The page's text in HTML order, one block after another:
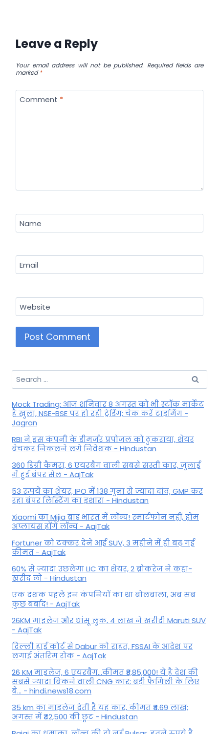
Leave a Reply
Your email address will not be published. Required fields are
marked*
Comment *
Name
Email
Website
Search
for:
Mock Trading: आज शनिवार 8 अगस्त को भी स्टॉक मार्केट
है खुला, NSE-BSE पर हो रही ट्रेडिंग; चेक करें टाइमिंग -
Jagran
RBI ने इस कंपनी के डीमर्जर प्रपोजल को ठुकराया, शेयर
बेचकर निकलने लगे निवेशक - Hindustan
360 डिग्री कैमरा, 6 एयरबैग वाली सबसे सस्ती कार, जुलाई
में हुई बंपर सेल - AajTak
53 रुपये का शेयर, IPO में 138 गुना से ज्यादा दांव, GMP कर
रहा बंपर लिस्टिंग का इशारा - Hindustan
Xiaomi का Mijia ब्रांड भारत में लॉन्च! स्मार्टफोन नहीं, होम
अप्लायंस होंगे लॉन्च - AajTak
Fortuner को टक्कर देने आई SUV, 3 महीने में ही बढ़ गई
कीमत - AajTak
60% से ज्यादा उछलेगा LIC का शेयर, 2 ब्रोकरेज ने कहा-
खरीद लो - Hindustan
एक दशक पहले इन कंपनियों का था बोलबाला, अब सब
कुछ बर्बाद! - AajTak
26KM माइलेज और धांसू लुक, 4 लाख ने खरीदी Maruti SUV
- AajTak
दिल्ली हाई कोर्ट से Dabur को राहत, FSSAI के आदेश पर
लगाई अंतरिम रोक - AajTak
26 KM माइलेज, 6 एयरबैग...कीमत ₹8,85,000! ये है देश की
सबसे ज्यादा बिकने वाली CNG कार; बड़ी फैमिली के लिए
बे... - hindi.news18.com
35 km का माइलेज देती है यह कार, कीमत ₹4.69 लाख;
अगस्त में ₹42,500 की छूट - Hindustan